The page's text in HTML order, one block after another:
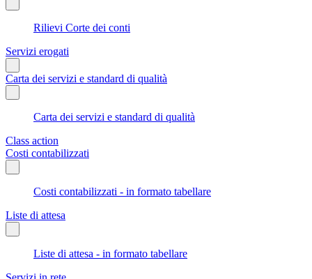
Rilievi Corte dei conti
Servizi erogati
Carta dei servizi e standard di qualità
Carta dei servizi e standard di qualità
Class action
Costi contabilizzati
Costi contabilizzati - in formato tabellare
Liste di attesa
Liste di attesa - in formato tabellare